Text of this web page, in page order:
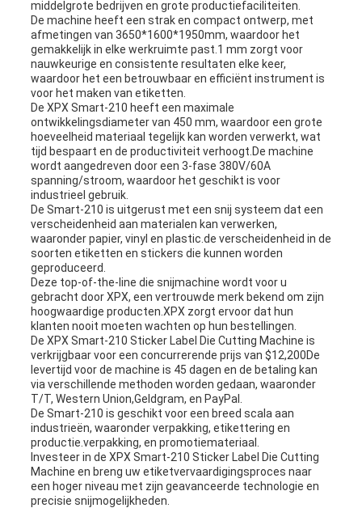
middelgrote bedrijven en grote productiefaciliteiten.
De machine heeft een strak en compact ontwerp, met
afmetingen van 3650*1600*1950mm, waardoor het
gemakkelijk in elke werkruimte past.1 mm zorgt voor
nauwkeurige en consistente resultaten elke keer,
waardoor het een betrouwbaar en efficiënt instrument is
voor het maken van etiketten.
De XPX Smart-210 heeft een maximale
ontwikkelingsdiameter van 450 mm, waardoor een grote
hoeveelheid materiaal tegelijk kan worden verwerkt, wat
tijd bespaart en de productiviteit verhoogt.De machine
wordt aangedreven door een 3-fase 380V/60A
spanning/stroom, waardoor het geschikt is voor
industrieel gebruik.
De Smart-210 is uitgerust met een snij systeem dat een
verscheidenheid aan materialen kan verwerken,
waaronder papier, vinyl en plastic.de verscheidenheid in de
soorten etiketten en stickers die kunnen worden
geproduceerd.
Deze top-of-the-line die snijmachine wordt voor u
gebracht door XPX, een vertrouwde merk bekend om zijn
hoogwaardige producten.XPX zorgt ervoor dat hun
klanten nooit moeten wachten op hun bestellingen.
De XPX Smart-210 Sticker Label Die Cutting Machine is
verkrijgbaar voor een concurrerende prijs van $12,200De
levertijd voor de machine is 45 dagen en de betaling kan
via verschillende methoden worden gedaan, waaronder
T/T, Western Union,Geldgram, en PayPal.
De Smart-210 is geschikt voor een breed scala aan
industrieën, waaronder verpakking, etikettering en
productie.verpakking, en promotiemateriaal.
Investeer in de XPX Smart-210 Sticker Label Die Cutting
Machine en breng uw etiketvervaardigingsproces naar
een hoger niveau met zijn geavanceerde technologie en
precisie snijmogelijkheden.